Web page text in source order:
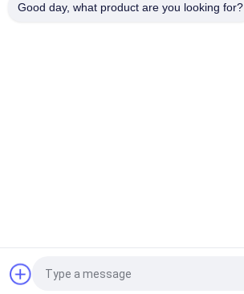
Vraag een offerte aan
Good day, what product are you looking for?